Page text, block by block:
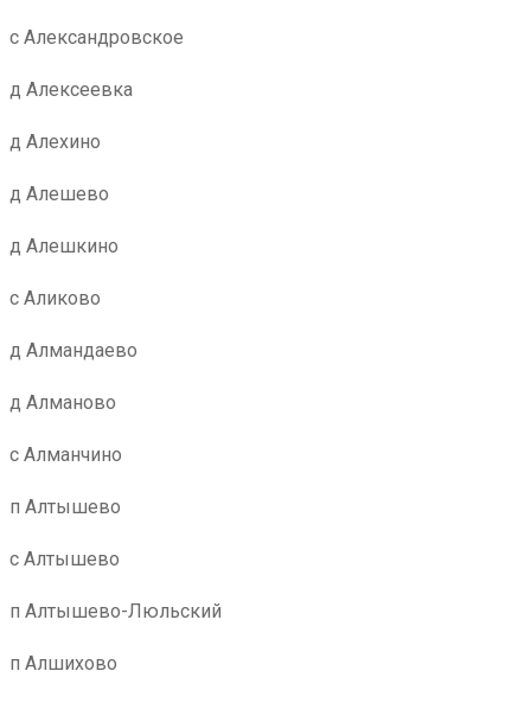
с Александровское
д Алексеевка
д Алехино
д Алешево
д Алешкино
с Аликово
д Алмандаево
д Алманово
с Алманчино
п Алтышево
с Алтышево
п Алтышево-Люльский
п Алшихово